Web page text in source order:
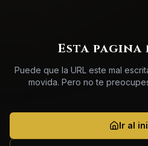
Esta pagina
Puede que la URL este mal
movida. Pero no te
Ir al